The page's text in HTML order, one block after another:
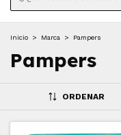
Inicio > Marca > Pampers
Pampers
ORDENAR